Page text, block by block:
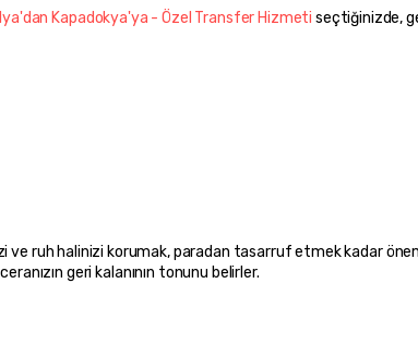
Kapadokya'ya - Özel Transfer Hizmeti seçtiğinizde,
ve ruh halinizi korumak, paradan tasarruf etmek kadar
geri kalanının tonunu belirler.